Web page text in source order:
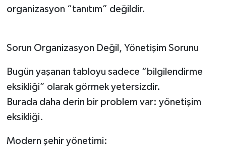
organizasyon “tanıtım” değildir.
Sorun Organizasyon Değil, Yönetişim Sorunu
Bugün yaşanan tabloyu sadece “bilgilendirme
eksikliği” olarak görmek yetersizdir.
Burada daha derin bir problem var: yönetişim
eksikliği.
Modern şehir yönetimi: